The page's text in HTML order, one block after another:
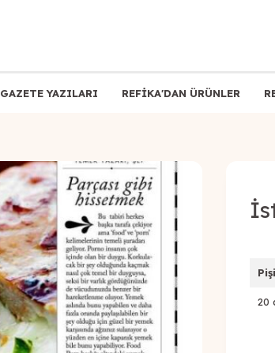
GAZETE YAZILARI REFİKA'DAN ÜRÜNLER
20